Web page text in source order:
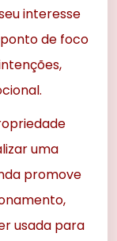
interesse
de foco
uma
promove
usada para